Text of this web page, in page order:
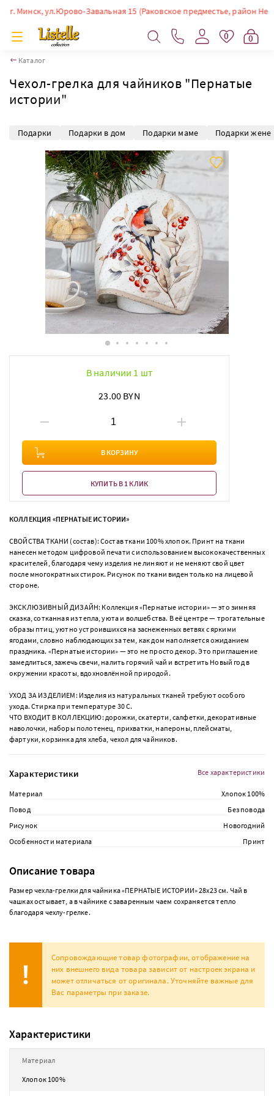
ул.Юрово-Завальная 15 (Раковское предместье, район
0 0
Каталог
Чехол-грелка для чайников "Пернатые
истории"
Подарки Подарки в дом Подарки маме Подарки жене
В наличии 1 шт
23.00 BYN
В КОРЗИНУ
КУПИТЬ В 1 КЛИК
КОЛЛЕКЦИЯ «ПЕРНАТЫЕ ИСТОРИИ»
СВОЙСТВА ТКАНИ (состав): Состав ткани 100% хлопок. Принт на ткани
нанесен методом цифровой печати с использованием высококачественных
красителей, благодаря чему изделия не линяют и не меняют свой цвет
после многократных стирок. Рисунок по ткани виден только на лицевой
стороне.
ЭКСКЛЮЗИВНЫЙ ДИЗАЙН: Коллекция «Пернатые истории» — это зимняя
сказка, сотканная из тепла, уюта и волшебства. В её центре — трогательные
образы птиц, уютно устроившихся на заснеженных ветвях с яркими
ягодами, словно наблюдающих за тем, как дом наполняется ожиданием
праздника. «Пернатые истории» — это не просто декор. Это приглашение
замедлиться, зажечь свечи, налить горячий чай и встретить Новый год в
окружении красоты, вдохновлённой природой.
УХОД ЗА ИЗДЕЛИЕМ: Изделия из натуральных тканей требуют особого
ухода. Стирка при температуре 30 С.
ЧТО ВХОДИТ В КОЛЛЕКЦИЮ: дорожки, скатерти, салфетки, декоративные
наволочки, наборы полотенец, прихватки, напероны, плейсматы,
фартуки, корзинка для хлеба, чехол для чайников.
Характеристики
Материал
Хлопок 100%
Повод
Без повода
Рисунок
Новогодний
Особенности материала
Принт
Все характеристики
Описание товара
Размер чехла-грелки для чайника «ПЕРНАТЫЕ ИСТОРИИ» 28х23 см. Чай в
чашках остывает, а в чайнике с заваренным чаем сохраняется тепло
благодаря чехлу-грелке.
Сопровождающие товар фотографии, отображение на
них внешнего вида товара зависит от настроек экрана и
может отличаться от оригинала. Уточняйте важные для
Вас параметры при заказе.
Характеристики
Материал
Хлопок 100%